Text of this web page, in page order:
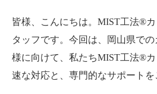
皆様、こんにちは。MIST工法®
タッフです。今回は、岡山県で
様に向けて、私たちMIST工法®
速な対応と、専門的なサポートを